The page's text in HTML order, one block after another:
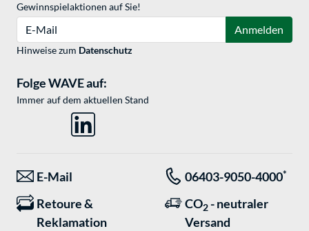
Gewinnspielaktionen auf Sie!
Anmelden
Hinweise zum Datenschutz
Folge WAVE auf:
Immer auf dem aktuellen Stand
E-Mail 06403-9050-4000*
Retoure &
Reklamation
CO2 - neutraler
Versand